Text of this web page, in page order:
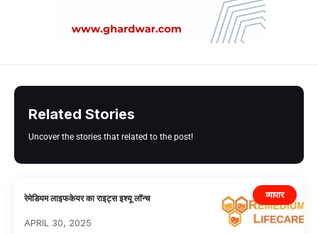
Related Stories
Uncover the stories that related to the post!
व्यापार
रेमेडियम लाइफकेयर का राइट्स इश्यू लॉन्च
APRIL 30, 2025